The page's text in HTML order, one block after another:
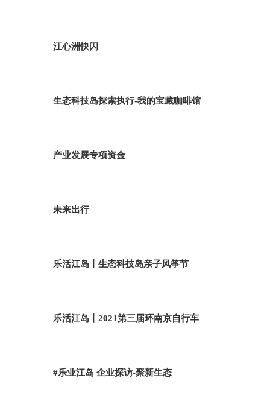
江心洲快闪
生态科技岛探索执行-我的宝藏咖啡馆
产业发展专项资金
未来出行
乐活江岛丨生态科技岛亲子风筝节
乐活江岛丨2021第三届环南京自行车
#乐业江岛 企业探访-聚新生态